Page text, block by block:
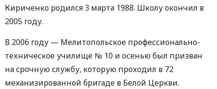
Кириченко родился 3 марта 1988. Школу окончил в
2005 году.
В 2006 году — Мелитопольское профессионально-
техническое училище № 10 и осенью был призван
на срочную службу, которую проходил в 72
механизированной бригаде в Белой Церкви.